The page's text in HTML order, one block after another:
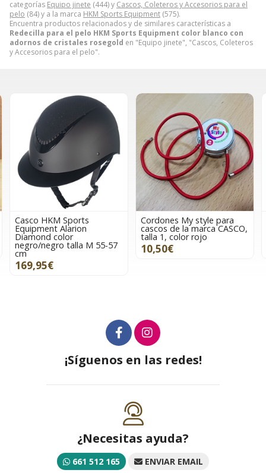
categorías Equipo jinete (444) y Cascos, Coleteros y Accesorios para el
pelo (84) y a la marca HKM Sports Equipment (575).
Encuentra productos relacionados y de similares características a
Redecilla para el pelo HKM Sports Equipment color blanco con
adornos de cristales rosegold en "Equipo jinete", "Cascos, Coleteros
y Accesorios para el pelo".
Cordones My style para
cascos de la marca CASCO,
talla 1, color rojo
10,50€
Goma para el pelo HKM
Sports Equipment cristales
azules
7,95€
¡Síguenos en las redes!
¿Necesitas ayuda?
661 512 165 ENVIAR EMAIL